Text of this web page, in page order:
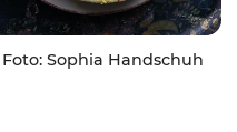
Sophia Handschuh